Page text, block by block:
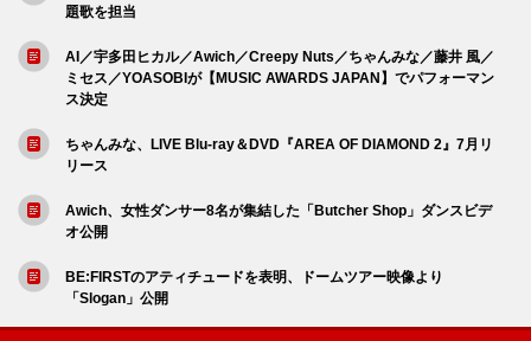
題歌を担当
AI／宇多田ヒカル／Awich／Creepy Nuts／ちゃんみな／藤井 風／
ミセス／YOASOBIが【MUSIC AWARDS JAPAN】でパフォーマン
ス決定
ちゃんみな、LIVE Blu-ray＆DVD『AREA OF DIAMOND 2』7月リ
リース
Awich、女性ダンサー8名が集結した「Butcher Shop」ダンスビデ
オ公開
BE:FIRSTのアティチュードを表明、ドームツアー映像より
「Slogan」公開